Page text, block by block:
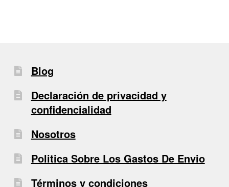
Blog
Declaración de privacidad y
confidencialidad
Nosotros
Politica Sobre Los Gastos De Envio
Términos y condiciones